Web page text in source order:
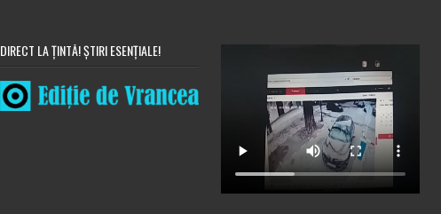
DIRECT LA ȚINTĂ! ȘTIRI ESENȚIALE!